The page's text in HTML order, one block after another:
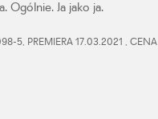
Ogólnie. Ja jako ja.
5, PREMIERA 17.03.2021 , CENA